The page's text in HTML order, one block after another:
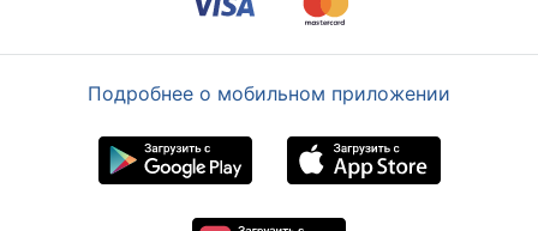
Подробнее о мобильном приложении